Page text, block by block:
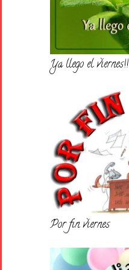
Ya llego el viernes!!
Por fin viernes